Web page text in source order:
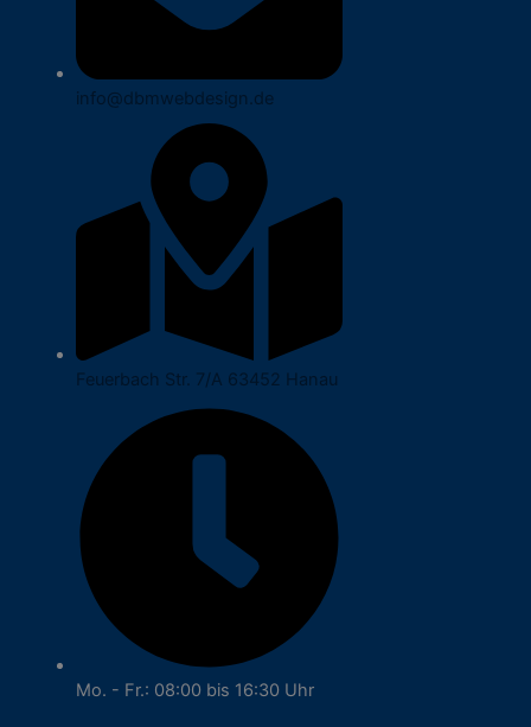
info@dbmwebdesign.de
Feuerbach Str. 7/A 63452 Hanau
Mo. - Fr.: 08:00 bis 16:30 Uhr